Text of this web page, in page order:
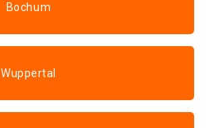
Bochum
Wuppertal